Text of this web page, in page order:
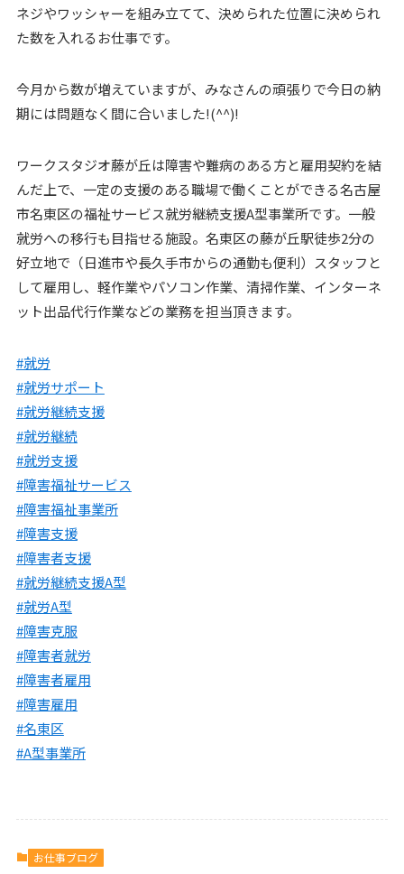
ネジやワッシャーを組み立てて、決められた位置に決められ
た数を入れるお仕事です。
今月から数が増えていますが、みなさんの頑張りで今日の納
期には問題なく間に合いました!(^^)!
ワークスタジオ藤が丘は障害や難病のある方と雇用契約を結
んだ上で、一定の支援のある職場で働くことができる名古屋
市名東区の福祉サービス就労継続支援A型事業所です。一般
就労への移行も目指せる施設。名東区の藤が丘駅徒歩2分の
好立地で（日進市や長久手市からの通勤も便利）スタッフと
して雇用し、軽作業やパソコン作業、清掃作業、インターネ
ット出品代行作業などの業務を担当頂きます。
#就労
#就労サポート
#就労継続支援
#就労継続
#就労支援
#障害福祉サービス
#障害福祉事業所
#障害支援
#障害者支援
#就労継続支援A型
#就労A型
#障害克服
#障害者就労
#障害者雇用
#障害雇用
#名東区
#A型事業所
お仕事ブログ